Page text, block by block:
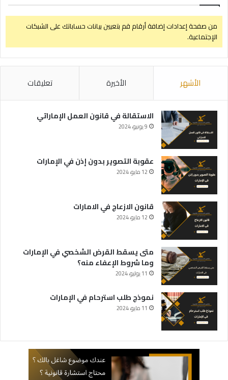
من صفحة إعدادات إضافة أرقام قم بتعيين بيانات حساباتك على الشبكات
الإجتماعية.
الأشهر الأخيرة تعليقات
الاستقالة في قانون العمل الإماراتي
9 يونيو، 2024
عقوبة التصوير بدون إذن في الإمارات
12 مايو، 2024
قانون الازعاج في الامارات
12 مايو، 2024
متى يسقط القرض الشخصي في الإمارات
وما شروط الإعفاء منه؟
11 يوليو، 2024
نموذج طلب استرحام في الإمارات
11 مايو، 2024